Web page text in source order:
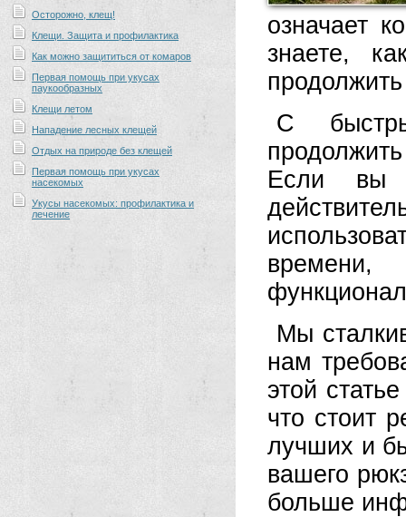
Осторожно, клещ!
Клещи. Защита и профилактика
Как можно защититься от комаров
Первая помощь при укусах
паукообразных
Клещи летом
Нападение лесных клещей
Отдых на природе без клещей
Первая помощь при укусах
насекомых
Укусы насекомых: профилактика и
лечение
означает
знаете,
С
Если вы
Мы
нам
этой
что стоит
лучших и
вашего
больше